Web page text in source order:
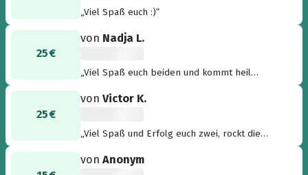
„Viel Spaß euch :)“
25 €
von Nadja L.
„Viel Spaß euch beiden und kommt heil
25 €
vonVictor K.
„Viel Spaß und Erfolg euch zwei, rockt die
vonAnonym